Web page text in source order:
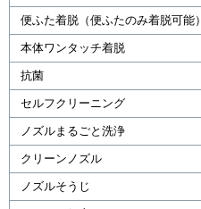
便ふた着脱（便ふたのみ着脱可能）
本体ワンタッチ着脱
抗菌
セルフクリーニング
ノズルまるごと洗浄
クリーンノズル
ノズルそうじ